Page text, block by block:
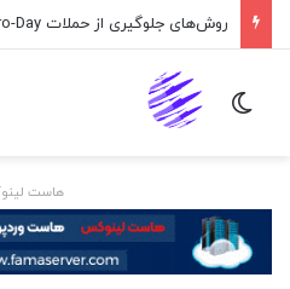
تغییر پوسته
هاست